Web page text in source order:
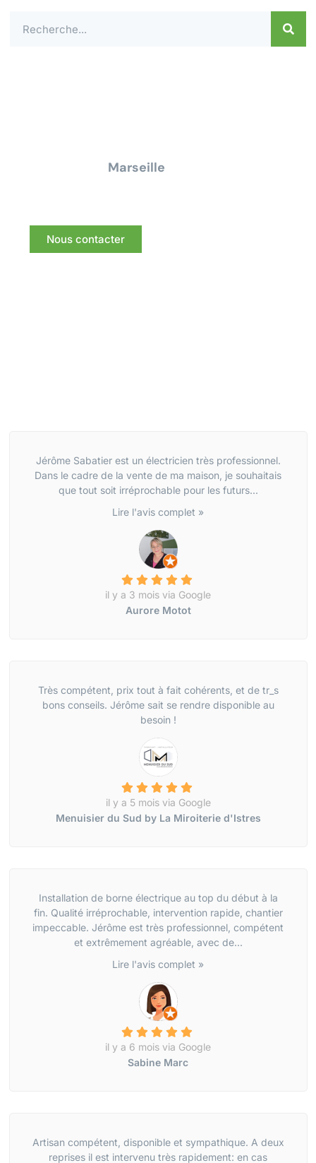
Marseille
Nous contacter
Jérôme Sabatier est un électricien très professionnel.
Dans le cadre de la vente de ma maison, je souhaitais
que tout soit irréprochable pour les futurs...
Lire l'avis complet »
il y a 3 mois via Google
Aurore Motot
Très compétent, prix tout à fait cohérents, et de tr_s
bons conseils. Jérôme sait se rendre disponible au
besoin !
il y a 5 mois via Google
Menuisier du Sud by La Miroiterie d'Istres
Installation de borne électrique au top du début à la
fin. Qualité irréprochable, intervention rapide, chantier
impeccable. Jérôme est très professionnel, compétent
et extrêmement agréable, avec de...
Lire l'avis complet »
il y a 6 mois via Google
Sabine Marc
Artisan compétent, disponible et sympathique. A deux
reprises il est intervenu très rapidement: en cas